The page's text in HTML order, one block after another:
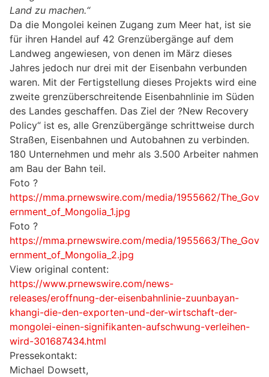
Land zu machen.“
Da die Mongolei keinen Zugang zum Meer hat, ist sie
für ihren Handel auf 42 Grenzübergänge auf dem
Landweg angewiesen, von denen im März dieses
Jahres jedoch nur drei mit der Eisenbahn verbunden
waren. Mit der Fertigstellung dieses Projekts wird eine
zweite grenzüberschreitende Eisenbahnlinie im Süden
des Landes geschaffen. Das Ziel der ?New Recovery
Policy“ ist es, alle Grenzübergänge schrittweise durch
Straßen, Eisenbahnen und Autobahnen zu verbinden.
180 Unternehmen und mehr als 3.500 Arbeiter nahmen
am Bau der Bahn teil.
Foto ?
https://mma.prnewswire.com/media/1955662/The_Gov
ernment_of_Mongolia_1.jpg
Foto ?
https://mma.prnewswire.com/media/1955663/The_Gov
ernment_of_Mongolia_2.jpg
View original content:
https://www.prnewswire.com/news-
releases/eroffnung-der-eisenbahnlinie-zuunbayan-
khangi-die-den-exporten-und-der-wirtschaft-der-
mongolei-einen-signifikanten-aufschwung-verleihen-
wird-301687434.html
Pressekontakt:
Michael Dowsett,